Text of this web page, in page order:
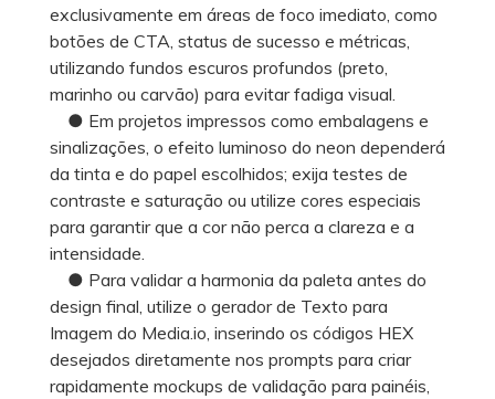
exclusivamente em áreas de foco imediato, como
botões de CTA, status de sucesso e métricas,
utilizando fundos escuros profundos (preto,
marinho ou carvão) para evitar fadiga visual.
● Em projetos impressos como embalagens e
sinalizações, o efeito luminoso do neon dependerá
da tinta e do papel escolhidos; exija testes de
contraste e saturação ou utilize cores especiais
para garantir que a cor não perca a clareza e a
intensidade.
● Para validar a harmonia da paleta antes do
design final, utilize o gerador de Texto para
Imagem do Media.io, inserindo os códigos HEX
desejados diretamente nos prompts para criar
rapidamente mockups de validação para painéis,